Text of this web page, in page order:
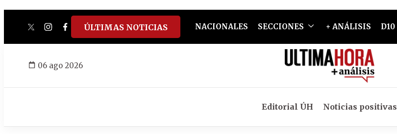
twitterinstagram
facebook
tiktokyoutube
spotify
ÚLTIMAS NOTICIAS NACIONALES SECCIONES + ANÁLISIS D10
06 ago 2026
Editorial ÚH Noticias positivas